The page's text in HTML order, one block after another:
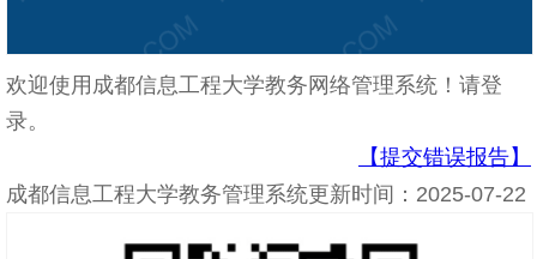
欢迎使用成都信息工程大学教务网络管理系统！请登
录。
【提交错误报告】
成都信息工程大学教务管理系统更新时间：2025-07-22